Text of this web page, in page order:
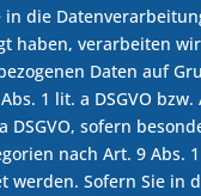
in die
haben, verarbeiten
Daten auf
1 lit. a DSGVO bzw.
DSGVO, sofern
nach Art. 9 Abs. 1
werden. Sofern Sie in